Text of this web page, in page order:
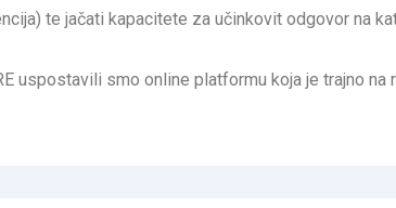
te jačati kapacitete za učinkovit odgovor na
uspostavili smo online platformu koja je trajno na